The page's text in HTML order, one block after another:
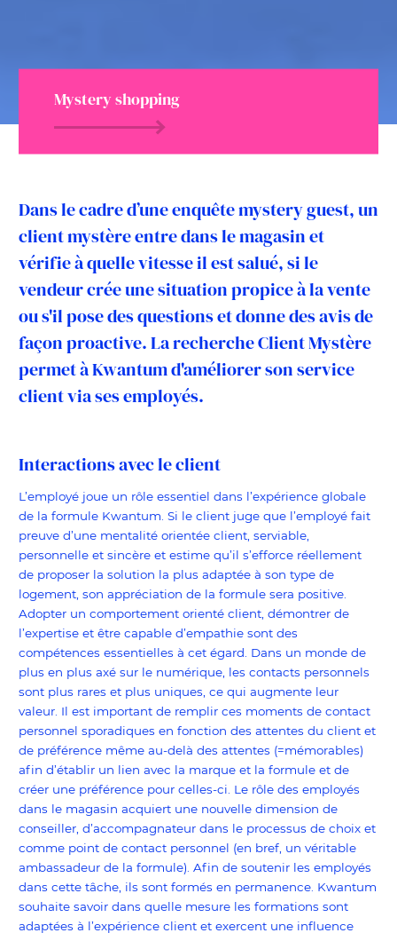
Mystery shopping
Dans le cadre d’une enquête mystery guest, un
client mystère entre dans le magasin et
vérifie à quelle vitesse il est salué, si le
vendeur crée une situation propice à la vente
ou s'il pose des questions et donne des avis de
façon proactive. La recherche Client Mystère
permet à Kwantum d'améliorer son service
client via ses employés.
Interactions avec le client
L’employé joue un rôle essentiel dans l’expérience globale
de la formule Kwantum. Si le client juge que l’employé fait
preuve d’une mentalité orientée client, serviable,
personnelle et sincère et estime qu’il s’efforce réellement
de proposer la solution la plus adaptée à son type de
logement, son appréciation de la formule sera positive.
Adopter un comportement orienté client, démontrer de
l’expertise et être capable d’empathie sont des
compétences essentielles à cet égard. Dans un monde de
plus en plus axé sur le numérique, les contacts personnels
sont plus rares et plus uniques, ce qui augmente leur
valeur. Il est important de remplir ces moments de contact
personnel sporadiques en fonction des attentes du client et
de préférence même au-delà des attentes (=mémorables)
afin d’établir un lien avec la marque et la formule et de
créer une préférence pour celles-ci. Le rôle des employés
dans le magasin acquiert une nouvelle dimension de
conseiller, d’accompagnateur dans le processus de choix et
comme point de contact personnel (en bref, un véritable
ambassadeur de la formule). Afin de soutenir les employés
dans cette tâche, ils sont formés en permanence. Kwantum
souhaite savoir dans quelle mesure les formations sont
adaptées à l’expérience client et exercent une influence